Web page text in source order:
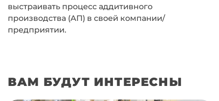
выстраивать процесс аддитивного
производства (АП) в своей компании/
предприятии.
ВАМ БУДУТ ИНТЕРЕСНЫ